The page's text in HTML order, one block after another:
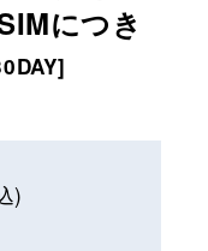
につき
]
)